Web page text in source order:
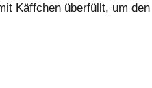
Käffchen überfüllt, um den